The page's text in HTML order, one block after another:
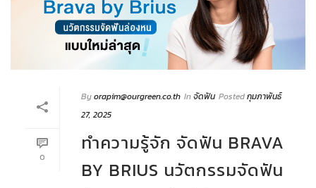
0
Byorapim@ourgreen.co.th Inจัดฟัน Postedกุมภาพันธ์
27, 2025
ทำความรู้จัก จัดฟัน BRAVA
BY BRIUS นวัตกรรมจัดฟัน